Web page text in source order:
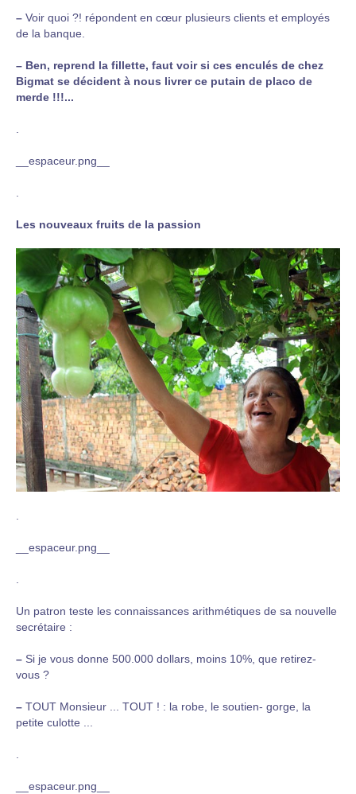
– Voir quoi ?! répondent en cœur plusieurs clients et employés
de la banque.
– Ben, reprend la fillette, faut voir si ces enculés de chez
Bigmat se décident à nous livrer ce putain de placo de
merde !!!...
__espaceur.png__
Les nouveaux fruits de la passion
__espaceur.png__
Un patron teste les connaissances arithmétiques de sa nouvelle
secrétaire :
– Si je vous donne 500.000 dollars, moins 10%, que retirez-
vous ?
– TOUT Monsieur ... TOUT ! : la robe, le soutien- gorge, la
petite culotte ...
__espaceur.png__